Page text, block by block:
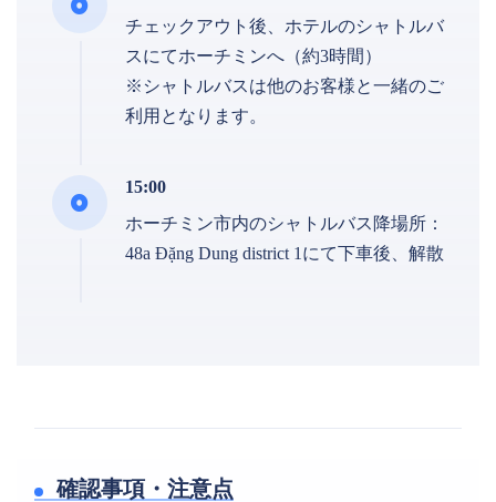
チェックアウト後、ホテルのシャトルバ
スにてホーチミンへ（約3時間）
※シャトルバスは他のお客様と一緒のご
利用となります。
15:00
ホーチミン市内のシャトルバス降場所：
48a Đặng Dung district 1にて下車後、解散
確認事項・注意点